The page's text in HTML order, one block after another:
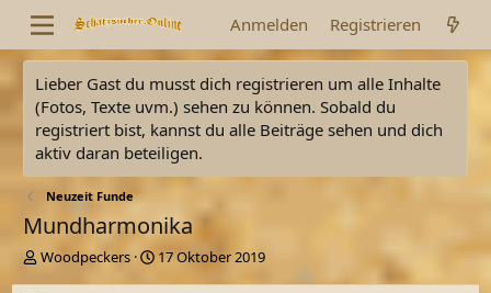
Anmelden Registrieren
Lieber Gast du musst dich registrieren um alle Inhalte
(Fotos, Texte uvm.) sehen zu können. Sobald du
registriert bist, kannst du alle Beiträge sehen und dich
aktiv daran beteiligen.
Neuzeit Funde
Mundharmonika
E
Woodpeckers
E
17 Oktober 2019